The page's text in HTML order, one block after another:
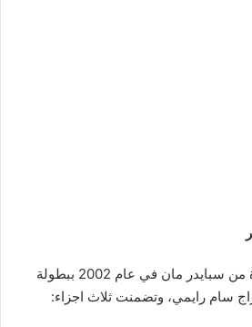
انطلقت اول نسخة شهيرة من سبايدر مان في عام 2002 ببطولة
سام رايمي، وتضمنت ثلاث اجزاء: